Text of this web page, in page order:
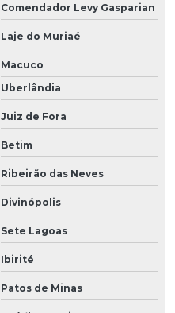
Comendador Levy Gasparian
Laje do Muriaé
Macuco
Uberlândia
Juiz de Fora
Betim
Ribeirão das Neves
Divinópolis
Sete Lagoas
Ibirité
Patos de Minas